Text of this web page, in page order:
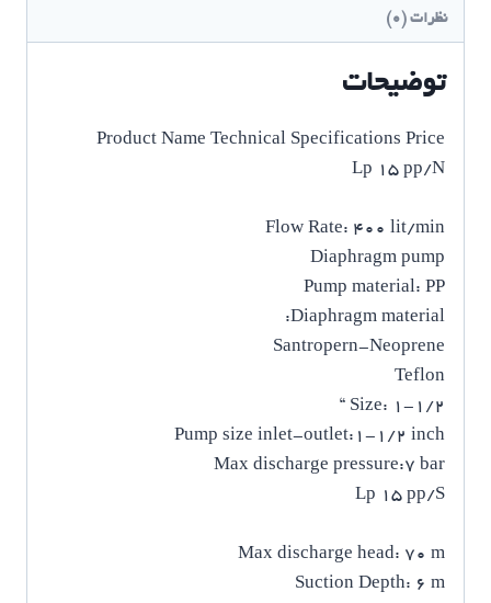
نظرات (0)
توضیحات
Product Name Technical Specifications Price
Lp 15 pp/N
Flow Rate: 400 lit/min
Diaphragm pump
Pump material: PP
Diaphragm material:
Santropern-Neoprene
Teflon
Size: 1-1/2 “
Pump size inlet-outlet:1-1/2 inch
Max discharge pressure:7 bar
Lp 15 pp/S
Max discharge head: 70 m
Suction Depth: 6 m